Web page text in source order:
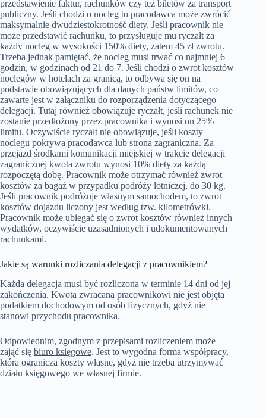
przedstawienie faktur, rachunków czy też biletów za transport
publiczny. Jeśli chodzi o nocleg to pracodawca może zwrócić
maksymalnie dwudziestokrotność diety. Jeśli pracownik nie
może przedstawić rachunku, to przysługuje mu ryczałt za
każdy nocleg w wysokości 150% diety, zatem 45 zł zwrotu.
Trzeba jednak pamiętać, że nocleg musi trwać co najmniej 6
godzin, w godzinach od 21 do 7. Jeśli chodzi o zwrot kosztów
noclegów w hotelach za granicą, to odbywa się on na
podstawie obowiązujących dla danych państw limitów, co
zawarte jest w załączniku do rozporządzenia dotyczącego
delegacji. Tutaj również obowiązuje ryczałt, jeśli rachunek nie
zostanie przedłożony przez pracownika i wynosi on 25%
limitu. Oczywiście ryczałt nie obowiązuje, jeśli koszty
noclegu pokrywa pracodawca lub strona zagraniczna. Za
przejazd środkami komunikacji miejskiej w trakcie delegacji
zagranicznej kwota zwrotu wynosi 10% diety za każdą
rozpoczętą dobę. Pracownik może otrzymać również zwrot
kosztów za bagaż w przypadku podróży lotniczej, do 30 kg.
Jeśli pracownik podróżuje własnym samochodem, to zwrot
kosztów dojazdu liczony jest według tzw. kilometrówki.
Pracownik może ubiegać się o zwrot kosztów również innych
wydatków, oczywiście uzasadnionych i udokumentowanych
rachunkami.
Jakie są warunki rozliczania delegacji z pracownikiem?
Każda delegacja musi być rozliczona w terminie 14 dni od jej
zakończenia. Kwota zwracana pracownikowi nie jest objęta
podatkiem dochodowym od osób fizycznych, gdyż nie
stanowi przychodu pracownika.
Odpowiednim, zgodnym z przepisami rozliczeniem może
zająć się biuro księgowe. Jest to wygodna forma współpracy,
która ogranicza koszty własne, gdyż nie trzeba utrzymywać
działu księgowego we własnej firmie.